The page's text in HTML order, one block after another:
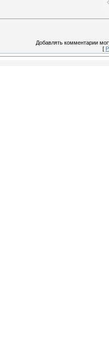
Добавлять комментарии
[